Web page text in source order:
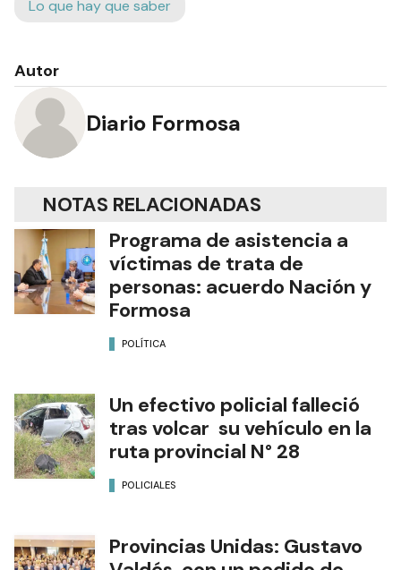
Autor
NOTAS RELACIONADAS
Programa de asistencia a
víctimas de trata de
personas: acuerdo Nación y
Formosa
Un efectivo policial falleció
tras volcar su vehículo en la
ruta provincial N° 28